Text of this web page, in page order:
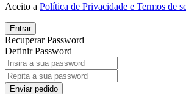
Aceito a Política de Privacidade e Termos de
Entrar
Recuperar Password
Definir Password
Enviar pedido